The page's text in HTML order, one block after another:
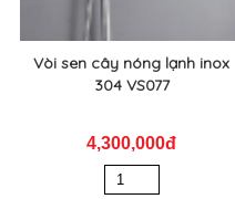
Vòi sen cây nóng lạnh inox
304 VS077
4,300,000đ